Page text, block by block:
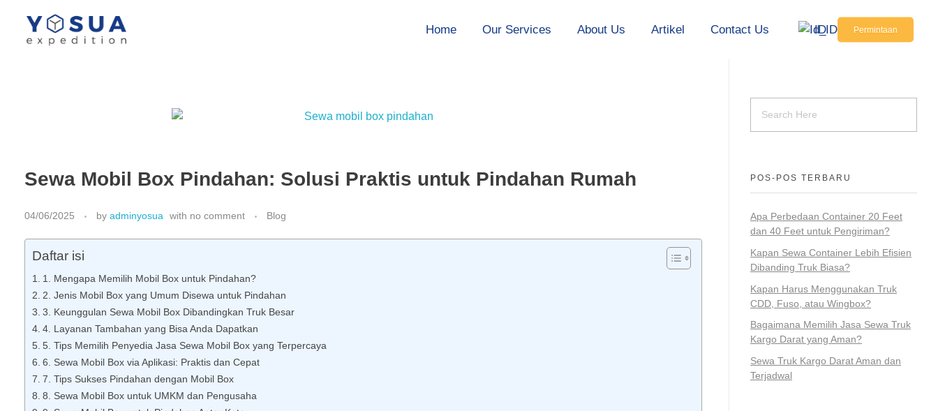
Permintaan
Home Our Services About Us Artikel Contact Us ID
Sewa Mobil Box Pindahan: Solusi Praktis untuk Pindahan Rumah
04/06/2025 by adminyosua with no comment Blog
Daftar isi
1. Mengapa Memilih Mobil Box untuk Pindahan?
2. Jenis Mobil Box yang Umum Disewa untuk Pindahan
3. Keunggulan Sewa Mobil Box Dibandingkan Truk Besar
4. Layanan Tambahan yang Bisa Anda Dapatkan
5. Tips Memilih Penyedia Jasa Sewa Mobil Box yang Terpercaya
6. Sewa Mobil Box via Aplikasi: Praktis dan Cepat
7. Tips Sukses Pindahan dengan Mobil Box
8. Sewa Mobil Box untuk UMKM dan Pengusaha
POS-POS TERBARU
Apa Perbedaan Container 20 Feet
dan 40 Feet untuk Pengiriman?
Kapan Sewa Container Lebih Efisien
Dibanding Truk Biasa?
Kapan Harus Menggunakan Truk
CDD, Fuso, atau Wingbox?
Bagaimana Memilih Jasa Sewa Truk
Kargo Darat yang Aman?
Sewa Truk Kargo Darat Aman dan
Terjadwal